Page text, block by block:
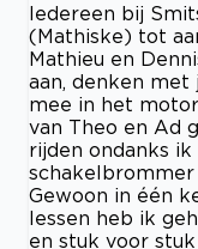
Iedereen bij
(Mathiske) tot
Mathieu en
aan, denken met
mee in het
van Theo en Ad
rijden ondanks
Gewoon in één
lessen heb ik
en stuk voor